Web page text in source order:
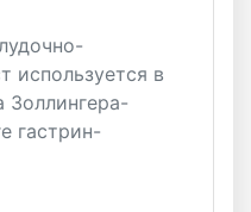
используется в
Золлингера-
гастрин-